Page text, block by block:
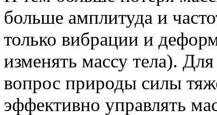
больше амплитуда и
только вибрации и
изменять массу тела).
вопрос природы силы
эффективно управлять